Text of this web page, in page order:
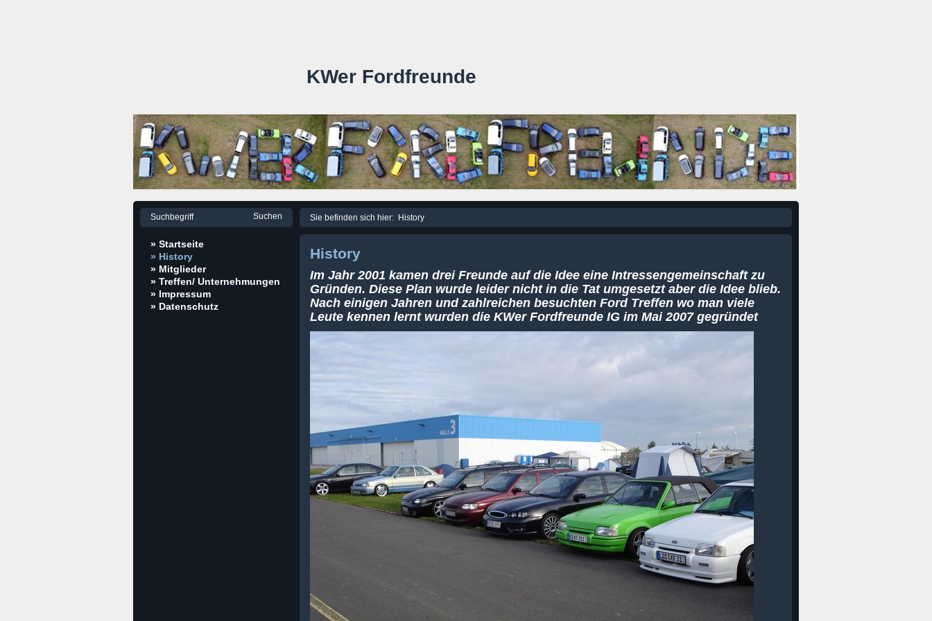
KWer Fordfreunde
» Startseite
» History
» Mitglieder
» Treffen/ Unternehmungen
» Impressum
» Datenschutz
Sie befinden sich hier: History
History
Im Jahr 2001 kamen drei Freunde auf die Idee eine Intressengemeinschaft zu
Gründen. Diese Plan wurde leider nicht in die Tat umgesetzt aber die Idee blieb.
Nach einigen Jahren und zahlreichen besuchten Ford Treffen wo man viele
Leute kennen lernt wurden die KWer Fordfreunde IG im Mai 2007 gegründet